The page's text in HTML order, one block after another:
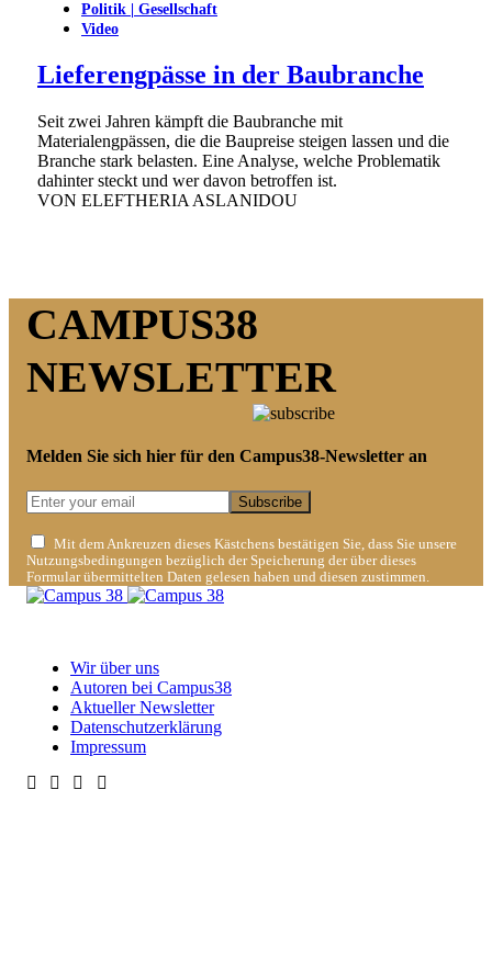
Politik | Gesellschaft
Video
Lieferengpässe in der Baubranche
Seit zwei Jahren kämpft die Baubranche mit
Materialengpässen, die die Baupreise steigen lassen und die
Branche stark belasten. Eine Analyse, welche Problematik
dahinter steckt und wer davon betroffen ist.
VON ELEFTHERIA ASLANIDOU
CAMPUS38
NEWSLETTER
Melden Sie sich hier für den Campus38-Newsletter an
Subscribe
Mit dem Ankreuzen dieses Kästchens bestätigen Sie, dass Sie unsere
Nutzungsbedingungen bezüglich der Speicherung der über dieses
Formular übermittelten Daten gelesen haben und diesen zustimmen.
Wir über uns
Autoren bei Campus38
Aktueller Newsletter
Datenschutzerklärung
Impressum